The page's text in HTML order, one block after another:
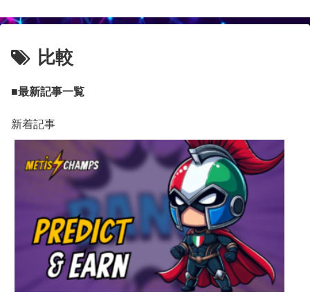
比較
■最新記事一覧
新着記事